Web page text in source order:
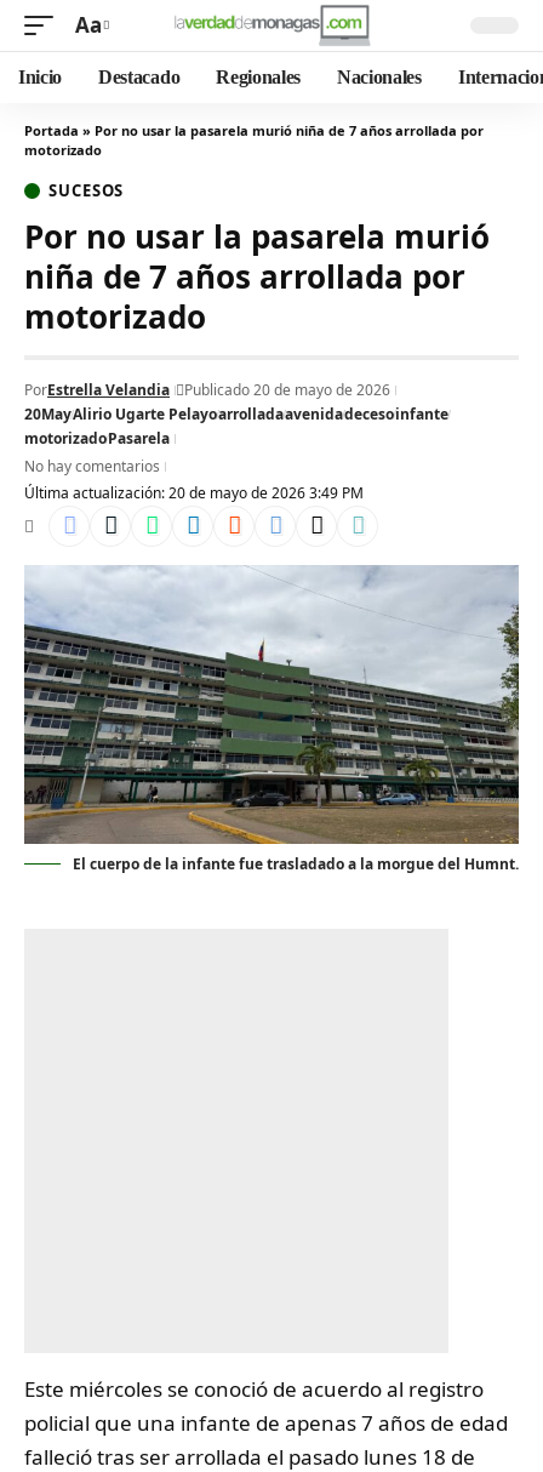
Aa
Inicio Destacado Regionales Nacionales
Portada » Por no usar la pasarela murió niña de 7 años arrollada por
motorizado
SUCESOS
Por no usar la pasarela murió
niña de 7 años arrollada por
motorizado
Última actualización: 20 de mayo de 2026 3:49 PM
PorEstrella Velandia
Publicado 20 de mayo de 2026
20MayAlirio Ugarte Pelayoarrolladaavenidadecesoinfante
motorizadoPasarela
No hay comentarios
El cuerpo de la infante fue trasladado a la morgue del Humnt.
Este miércoles se conoció de acuerdo al registro
policial que una infante de apenas 7 años de edad
falleció tras serarrollada el pasado lunes 18 de